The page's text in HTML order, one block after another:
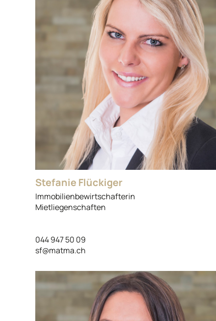
Stefanie Flückiger
Immobilienbewirtschafterin
Mietliegenschaften
044 947 50 09
sf@matma.ch